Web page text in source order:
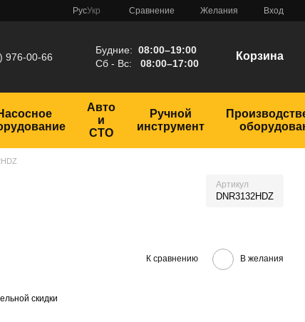
РусУкр Сравнение Желания Вход
976-00-66
Будние: 08:00–19:00
Сб - Вс: 08:00–17:00
Корзина
Авто
и
СТО
Ручной
инструмент
Артикул
DNR3132HDZ
К сравнению В желания
скидки